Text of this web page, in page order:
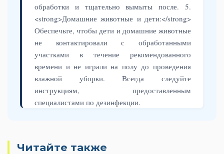
обработки и тщательно вымыты после. 5.
<strong>Домашние животные и дети:</strong>
Обеспечьте, чтобы дети и домашние животные
не контактировали с обработанными
участками в течение рекомендованного
времени и не играли на полу до проведения
влажной уборки. Всегда следуйте
инструкциям, предоставленным
специалистами по дезинфекции.
Читайте также